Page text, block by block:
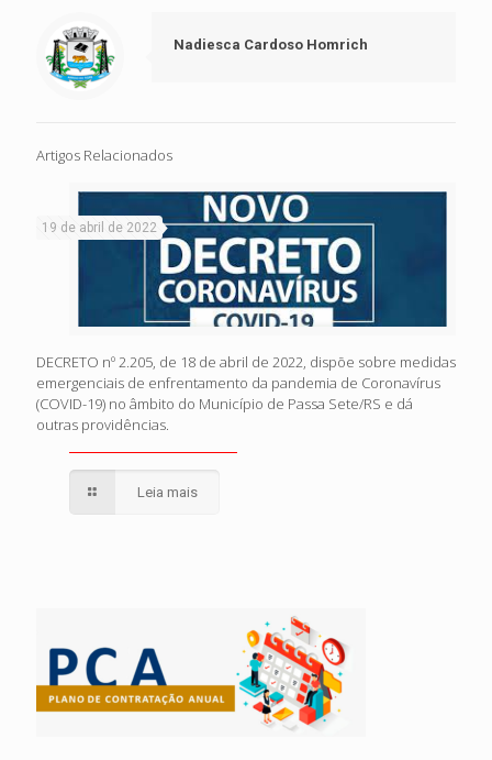
Nadiesca Cardoso Homrich
Artigos Relacionados
19 de abril de 2022
DECRETO nº 2.205, de 18 de abril de 2022, dispõe sobre medidas
emergenciais de enfrentamento da pandemia de Coronavírus
(COVID-19) no âmbito do Município de Passa Sete/RS e dá
outras providências.
Leia mais